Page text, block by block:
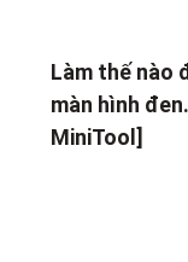
Làm thế nào
màn hình
MiniTool]